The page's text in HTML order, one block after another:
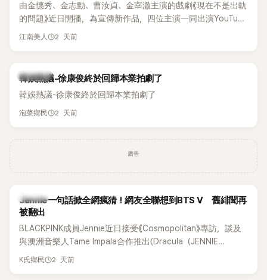
由金憓秀、金志勳、曹汝貞、金宰澈主演的戲劇《現在不是出軌
的問題》近日開播，為宣傳新作品，四位主演一同出演YouTube
節目，不料訪談中的一段發言卻意外掀起爭議。不少網友認
江南美人 2 天前
熱議討論
韓娛熱議-徐康俊終於回歸本業拍劇了
韓娛熱議-徐康俊終於回歸本業拍劇了
泡菜鄉民 2 天前
廣告
K-POP
Jennie一句話掀全網瘋猜！網友全聯想到BTS V 舊緋聞再
被翻出
BLACKPINK成員Jennie近日接受《Cosmopolitan》專訪，談及
與澳洲音樂人Tame Impala合作推出〈Dracula（JENNIE
Remix）〉的幕後故事，沒想到她一句關於「共同朋友」的回答，
K氏鄉民 2 天前